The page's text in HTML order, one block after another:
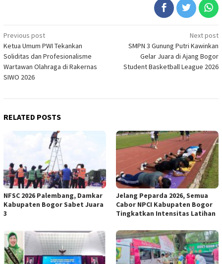
Post
navigation
Previous post
Ketua Umum PWI Tekankan
Soliditas dan Profesionalisme
Wartawan Olahraga di Rakernas
SIWO 2026
Next post
SMPN 3 Gunung Putri Kawinkan
Gelar Juara di Ajang Bogor
Student Basketball League 2026
RELATED POSTS
NFSC 2026 Palembang, Damkar
Kabupaten Bogor Sabet Juara
3
Jelang Peparda 2026, Semua
Cabor NPCI Kabupaten Bogor
Tingkatkan Intensitas Latihan